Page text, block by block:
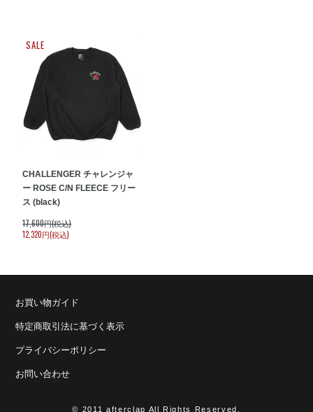
SALE
CHALLENGER チャレンジャ
ー ROSE C/N FLEECE フリー
ス (black)
17,600円(税込)
12,320円(税込)
お買い物ガイド
特定商取引法に基づく表示
プライバシーポリシー
お問い合わせ
© 2011 afterclap All Rights Reserved.